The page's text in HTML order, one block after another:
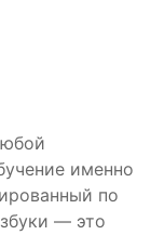
именно
по
— это